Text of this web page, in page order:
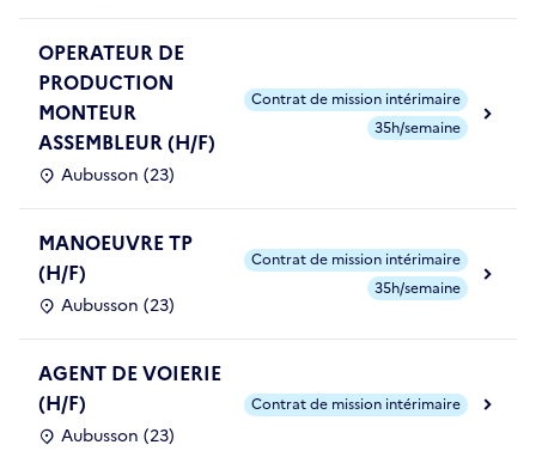
OPERATEUR DE
PRODUCTION
MONTEUR
ASSEMBLEUR (H/F)
Aubusson (23)
Contrat de mission intérimaire
35h/semaine
MANOEUVRE TP
(H/F)
Aubusson (23)
Contrat de mission intérimaire
35h/semaine
AGENT DE VOIERIE
(H/F)
Aubusson (23)
Contrat de mission intérimaire